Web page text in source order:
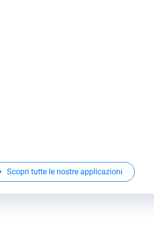
Scopri tutte le nostre applicazioni